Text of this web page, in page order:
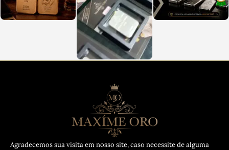
Agradecemos sua visita em nosso site, caso necessite de alguma